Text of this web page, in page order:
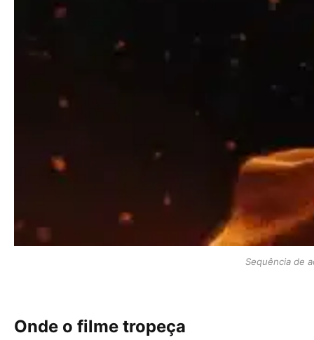
Sequência de
Onde o filme tropeça